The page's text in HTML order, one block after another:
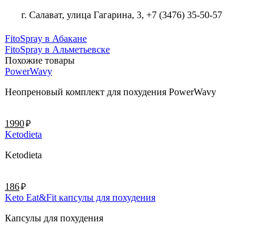
г. Салават, улица Гагарина, 3, +7 (3476) 35-50-57
FitoSpray в Абакане
FitoSpray в Альметьевске
Похожие товары
PowerWavy
Неопреновый комплект для похудения PowerWavy
1990руб.
Ketodieta
Ketodieta
186руб.
Keto Eat&Fit капсулы для похудения
Капсулы для похудения